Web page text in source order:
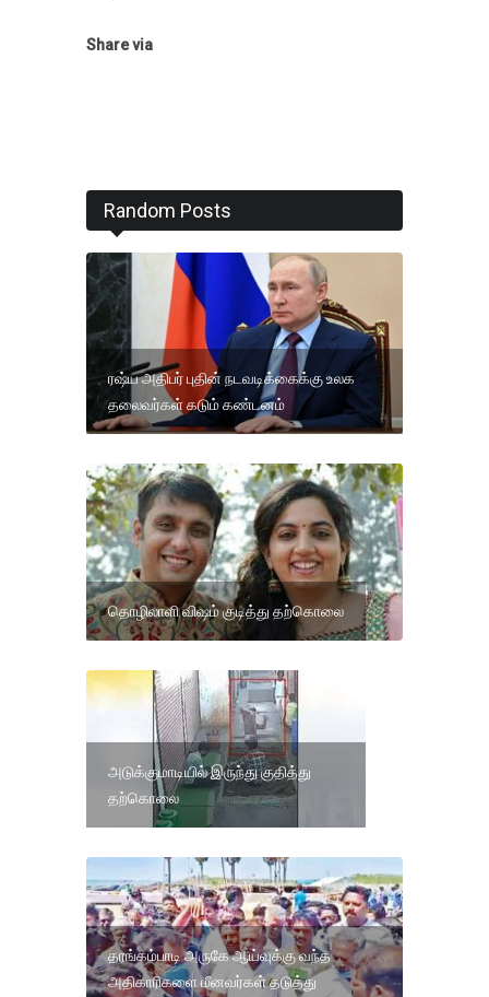
Share via
Random Posts
ரஷ்ய அதிபர் புதின் நடவடிக்கைக்கு உலக
தலைவர்கள் கடும் கண்டனம்
தொழிலாளி விஷம் குடித்து தற்கொலை
அடுக்குமாடியில் இருந்து குதித்து
தற்கொலை
தரங்கம்பாடி அருகே ஆய்வுக்கு வந்த
அதிகாரிகளை மீனவர்கள் தடுத்து